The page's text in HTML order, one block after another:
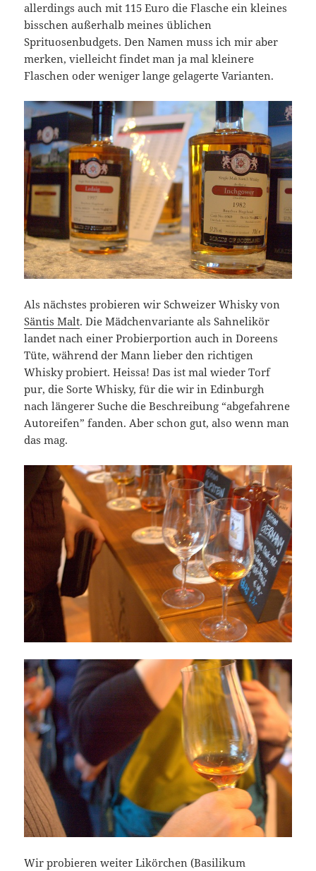
allerdings auch mit 115 Euro die Flasche ein kleines
bisschen außerhalb meines üblichen
Sprituosenbudgets. Den Namen muss ich mir aber
merken, vielleicht findet man ja mal kleinere
Flaschen oder weniger lange gelagerte Varianten.
Als nächstes probieren wir Schweizer Whisky von
Säntis Malt. Die Mädchenvariante als Sahnelikör
landet nach einer Probierportion auch in Doreens
Tüte, während der Mann lieber den richtigen
Whisky probiert. Heissa! Das ist mal wieder Torf
pur, die Sorte Whisky, für die wir in Edinburgh
nach längerer Suche die Beschreibung “abgefahrene
Autoreifen” fanden. Aber schon gut, also wenn man
das mag.
Wir probieren weiter Likörchen (Basilikum